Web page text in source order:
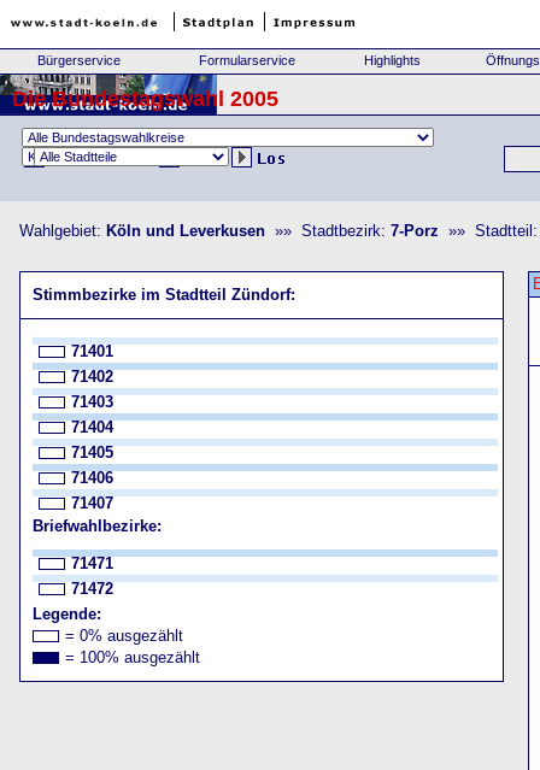
Bürgerservice Formularservice Highlights
Die Bundestagswahl 2005
Wahlgebiet: Köln und Leverkusen »» Stadtbezirk: 7-Porz »»
Stimmbezirke im Stadtteil Zündorf:
71401
71402
71403
71404
71405
71406
71407
Briefwahlbezirke:
71471
71472
Legende:
= 0% ausgezählt
= 100% ausgezählt